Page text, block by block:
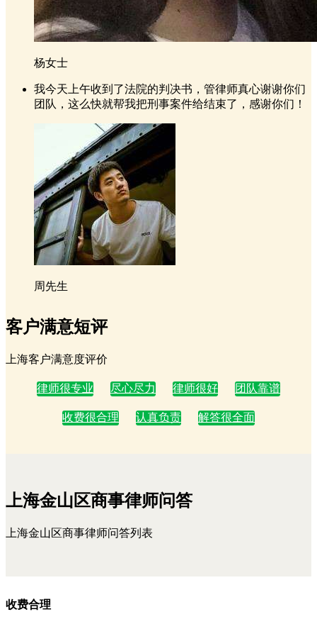
杨女士
我今天上午收到了法院的判决书，管律师真心谢谢你们
团队，这么快就帮我把刑事案件给结束了，感谢你们！
周先生
客户满意短评
上海客户满意度评价
律师很专业 尽心尽力 律师很好 团队靠谱
收费很合理 认真负责 解答很全面
上海金山区商事律师问答
上海金山区商事律师问答列表
收费合理